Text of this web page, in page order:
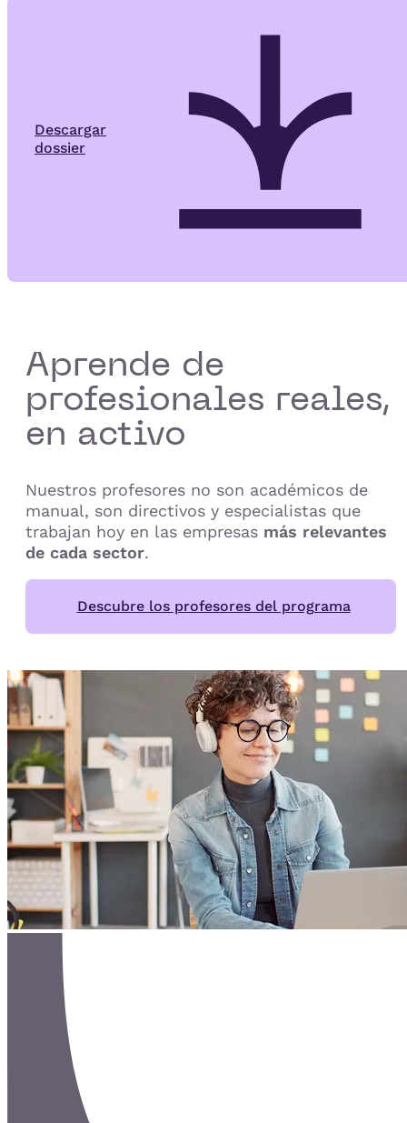
Descargar
dossier
Aprende de
profesionales reales,
en activo
Nuestros profesores no son académicos de
manual, son directivos y especialistas que
trabajan hoy en las empresas más relevantes
de cada sector.
Descubre los profesores del programa